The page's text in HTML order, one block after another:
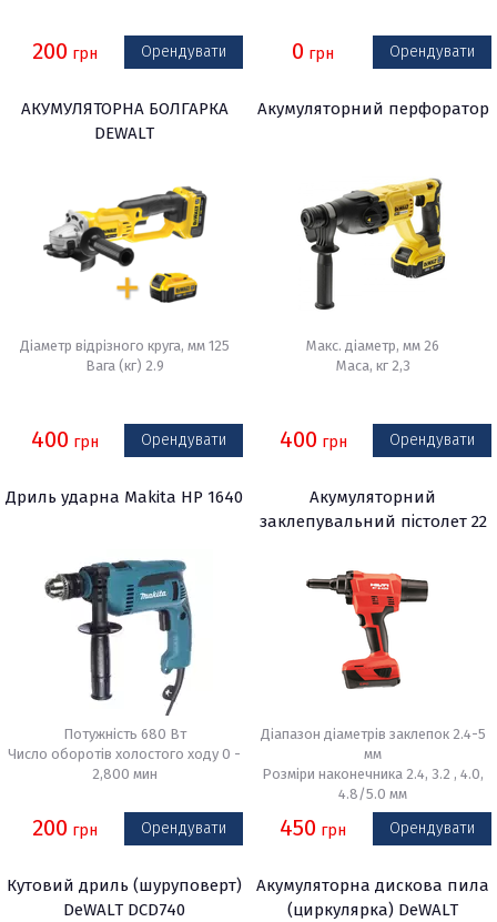
200 грн Орендувати 0 грн Орендувати
АКУМУЛЯТОРНА БОЛГАРКА
DEWALT
Діаметр відрізного круга, мм 125
Вага (кг) 2.9
400 грн Орендувати
Акумуляторний перфоратор
Макс. діаметр, мм 26
Маса, кг 2,3
400 грн Орендувати
Дриль ударна Makita HP 1640
Потужність 680 Вт
Число оборотів холостого ходу 0 -
2,800 мин
200 грн Орендувати
Акумуляторний
заклепувальний пістолет 22
Діапазон діаметрів заклепок 2.4-5
мм
Розміри наконечника 2.4, 3.2 , 4.0,
4.8/5.0 мм
450 грн Орендувати
Кутовий дриль (шуруповерт)
DeWALT DCD740
Акумуляторна дискова пила
(циркулярка) DeWALT